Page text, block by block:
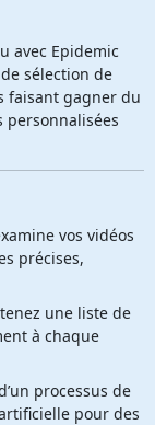
avec Epidemic
sélection de
faisant gagner du
personnalisées
vos vidéos
précises,
une liste de
à chaque
processus de
pour des